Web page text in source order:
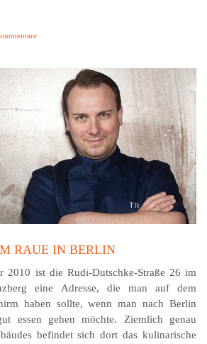
RAUE IN BERLIN
2010 ist die Rudi-Dutschke-Straße 26 im
eine Adresse, die man auf dem
haben sollte, wenn man nach Berlin
essen gehen möchte. Ziemlich genau
befindet sich dort das kulinarische